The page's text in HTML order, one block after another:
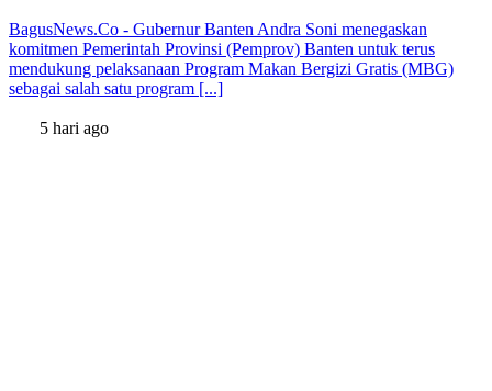
BagusNews.Co - Gubernur Banten Andra Soni menegaskan
komitmen Pemerintah Provinsi (Pemprov) Banten untuk terus
mendukung pelaksanaan Program Makan Bergizi Gratis (MBG)
sebagai salah satu program [...]
5 hari ago